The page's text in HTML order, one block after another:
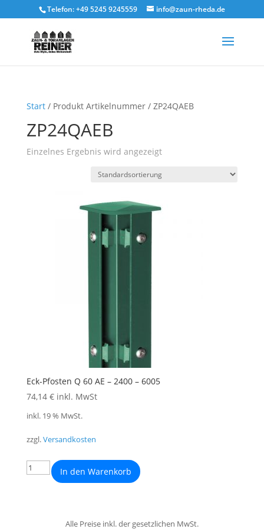
Telefon: +49 5245 9245559 info@zaun-rheda.de
Start/ Produkt Artikelnummer / ZP24QAEB
ZP24QAEB
Einzelnes Ergebnis wird angezeigt
Eck-Pfosten Q 60 AE – 2400 – 6005
74,14 € inkl. MwSt
inkl. 19 % MwSt.
zzgl.Versandkosten
In den Warenkorb
Alle Preise inkl. der gesetzlichen MwSt.